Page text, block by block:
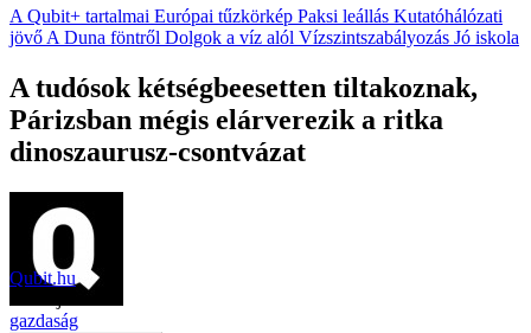
A Qubit+ tartalmai Európai tűzkörkép Paksi leállás Kutatóhálózati
jövő A Duna föntről Dolgok a víz alól Vízszintszabályozás Jó iskola
A tudósok kétségbeesetten tiltakoznak,
Párizsban mégis elárverezik a ritka
dinoszaurusz-csontvázat
Qubit.hu
gazdaság